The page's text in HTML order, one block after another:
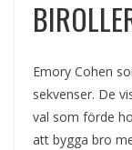
Emory Cohen
sekvenser. De
val som förde
att bygga bro